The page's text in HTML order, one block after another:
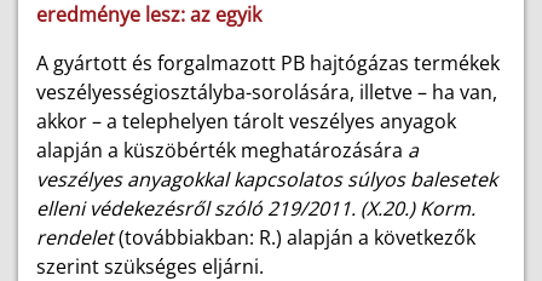
eredménye lesz: az egyik
A gyártott és forgalmazott PB hajtógázas termékek
veszélyességiosztályba-sorolására, illetve – ha van,
akkor – a telephelyen tárolt veszélyes anyagok
alapján a küszöbérték meghatározására a
veszélyes anyagokkal kapcsolatos súlyos balesetek
elleni védekezésről szóló 219/2011. (X.20.) Korm.
rendelet(továbbiakban: R.) alapján a következők
szerint szükséges eljárni.